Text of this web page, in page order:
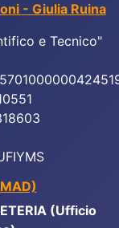
- Giulia Ruina
e Tecnico"
(Ufficio